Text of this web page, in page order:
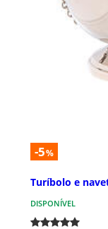
-5%
Turíbolo e
DISPONÍVEL